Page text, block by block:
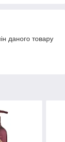
даного товару